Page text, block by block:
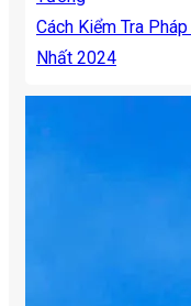
Cách Kiểm Tra
Nhất 2024